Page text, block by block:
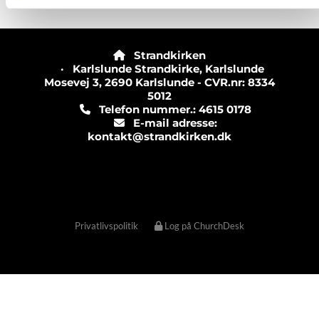

Strandkirken
· Karlslunde Strandkirke, Karlslunde
Mosevej 3, 2690 Karlslunde - CVR.nr: 8334
5012
Telefon nummer.: 4615 0178
E-mail adresse:
kontakt@strandkirken.dk
Privatlivspolitik Log på ChurchDesk